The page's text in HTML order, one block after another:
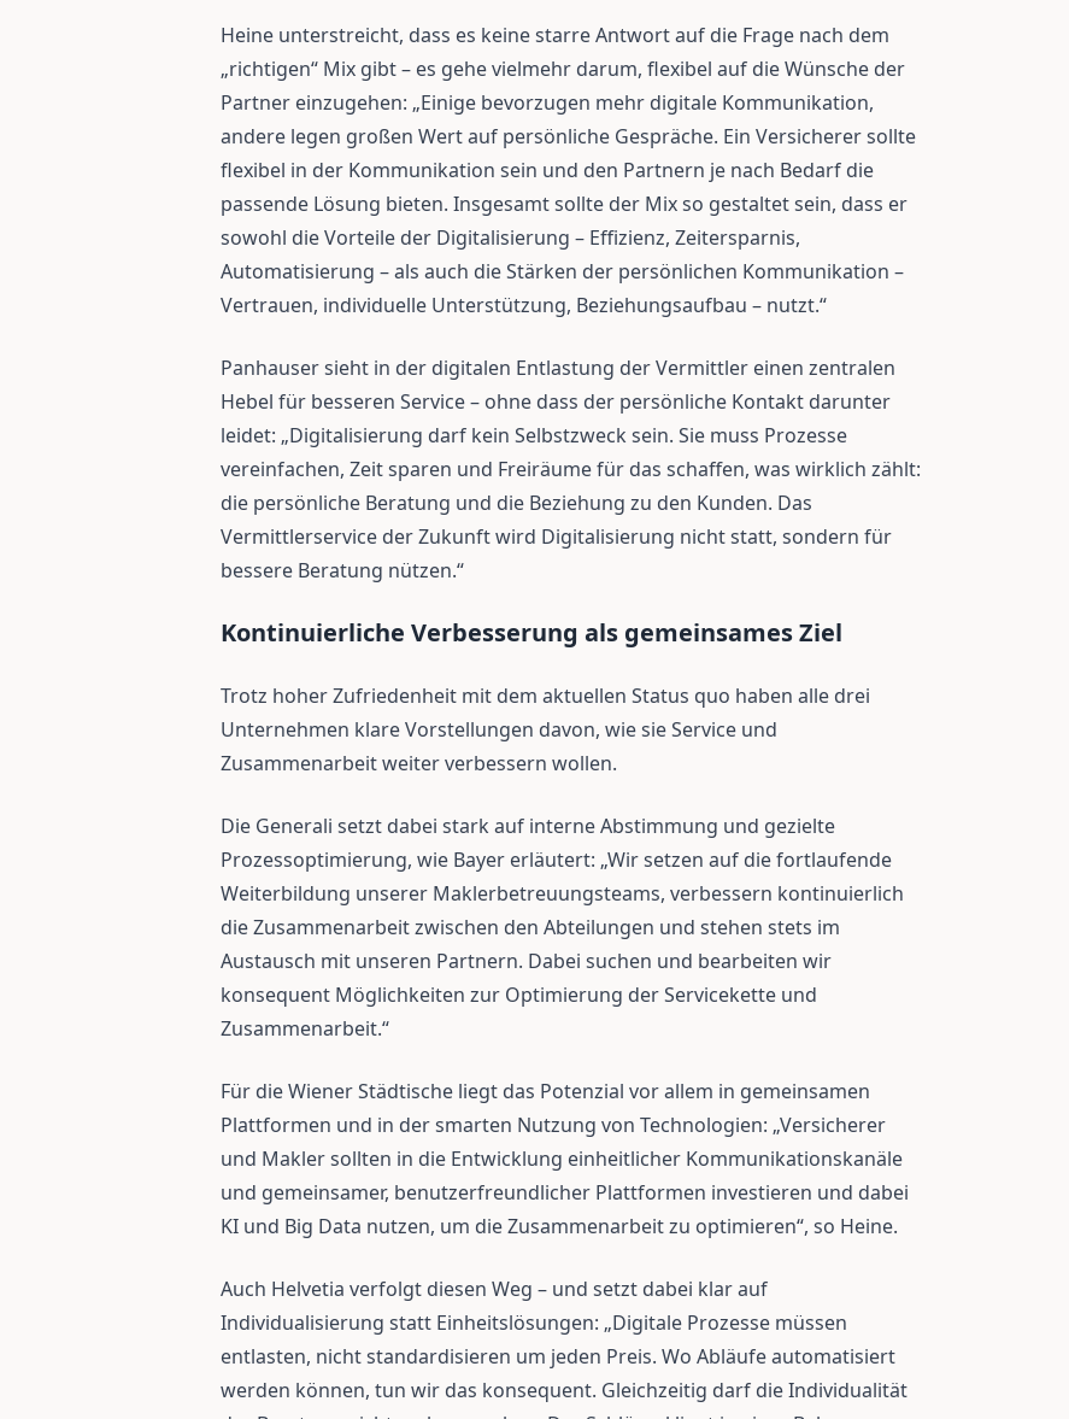
Heine unterstreicht, dass es keine starre Antwort auf die Frage nach dem
„richtigen“ Mix gibt – es gehe vielmehr darum, flexibel auf die Wünsche der
Partner einzugehen: „Einige bevorzugen mehr digitale Kommunikation,
andere legen großen Wert auf persönliche Gespräche. Ein Versicherer sollte
flexibel in der Kommunikation sein und den Partnern je nach Bedarf die
passende Lösung bieten. Insgesamt sollte der Mix so gestaltet sein, dass er
sowohl die Vorteile der Digitalisierung – Effizienz, Zeitersparnis,
Automatisierung – als auch die Stärken der persönlichen Kommunikation –
Vertrauen, individuelle Unterstützung, Beziehungsaufbau – nutzt.“
Panhauser sieht in der digitalen Entlastung der Vermittler einen zentralen
Hebel für besseren Service – ohne dass der persönliche Kontakt darunter
leidet: „Digitalisierung darf kein Selbstzweck sein. Sie muss Prozesse
vereinfachen, Zeit sparen und Freiräume für das schaffen, was wirklich zählt:
die persönliche Beratung und die Beziehung zu den Kunden. Das
Vermittlerservice der Zukunft wird Digitalisierung nicht statt, sondern für
bessere Beratung nützen.“
Kontinuierliche Verbesserung als gemeinsames Ziel
Trotz hoher Zufriedenheit mit dem aktuellen Status quo haben alle drei
Unternehmen klare Vorstellungen davon, wie sie Service und
Zusammenarbeit weiter verbessern wollen.
Die Generali setzt dabei stark auf interne Abstimmung und gezielte
Prozessoptimierung, wie Bayer erläutert: „Wir setzen auf die fortlaufende
Weiterbildung unserer Maklerbetreuungsteams, verbessern kontinuierlich
die Zusammenarbeit zwischen den Abteilungen und stehen stets im
Austausch mit unseren Partnern. Dabei suchen und bearbeiten wir
konsequent Möglichkeiten zur Optimierung der Servicekette und
Zusammenarbeit.“
Für die Wiener Städtische liegt das Potenzial vor allem in gemeinsamen
Plattformen und in der smarten Nutzung von Technologien: „Versicherer
und Makler sollten in die Entwicklung einheitlicher Kommunikationskanäle
und gemeinsamer, benutzerfreundlicher Plattformen investieren und dabei
KI und Big Data nutzen, um die Zusammenarbeit zu optimieren“, so Heine.
Auch Helvetia verfolgt diesen Weg – und setzt dabei klar auf
Individualisierung statt Einheitslösungen: „Digitale Prozesse müssen
entlasten, nicht standardisieren um jeden Preis. Wo Abläufe automatisiert
werden können, tun wir das konsequent. Gleichzeitig darf die Individualität